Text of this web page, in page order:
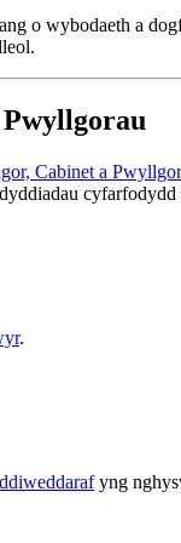
o wybodaeth a
Cabinet a
.
yng